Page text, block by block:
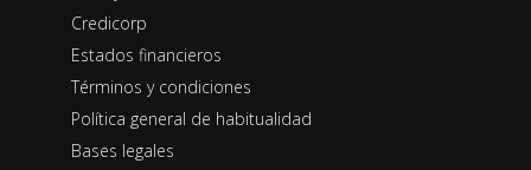
Credicorp
Estados financieros
Términos y condiciones
Política general de habitualidad
Bases legales